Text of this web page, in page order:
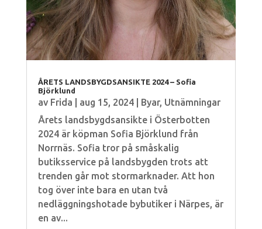
ÅRETS LANDSBYGDSANSIKTE 2024 – Sofia
Björklund
av Frida aug 15, 2024| Byar, Utnämningar
Årets landsbygdsansikte i Österbotten
2024 är köpman Sofia Björklund från
Norrnäs. Sofia tror på småskalig
butiksservice på landsbygden trots att
trenden går mot stormarknader. Att hon
tog över inte bara en utan två
nedläggningshotade bybutiker i Närpes, är
en av...